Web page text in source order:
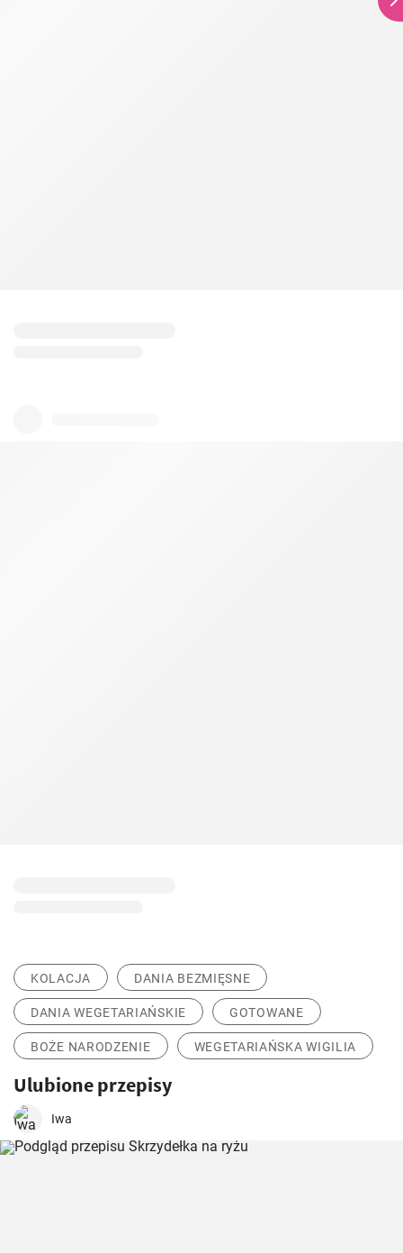
KOLACJA DANIA BEZMIĘSNE
DANIA WEGETARIAŃSKIE GOTOWANE
BOŻE NARODZENIE WEGETARIAŃSKA WIGILIA
Ulubione przepisy
Iwa